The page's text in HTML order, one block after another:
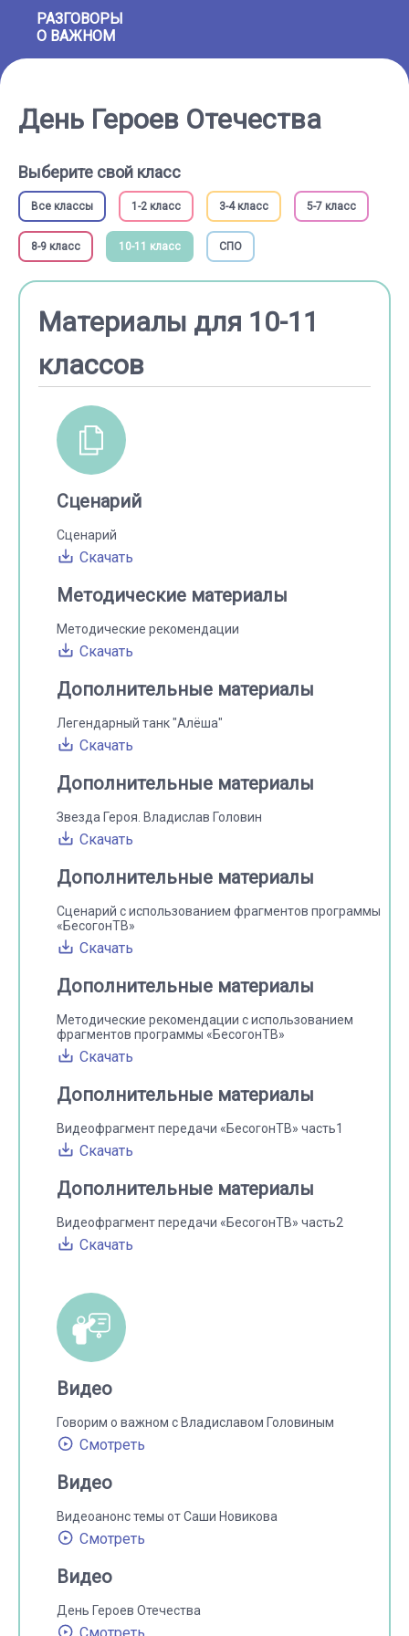
РАЗГОВОРЫ
О ВАЖНОМ
День Героев Отечества
Выберите свой класс
Все классы 1-2 класс 3-4 класс 5-7 класс
8-9 класс 10-11 класс СПО
Материалы для 10-11
классов
Сценарий
Сценарий
Скачать
Методические материалы
Методические рекомендации
Скачать
Дополнительные материалы
Легендарный танк "Алёша"
Скачать
Дополнительные материалы
Звезда Героя. Владислав Головин
Скачать
Дополнительные материалы
Сценарий с использованием фрагментов программы
«БесогонТВ»
Скачать
Дополнительные материалы
Методические рекомендации с использованием
фрагментов программы «БесогонТВ»
Скачать
Дополнительные материалы
Видеофрагмент передачи «БесогонТВ» часть1
Скачать
Дополнительные материалы
Видеофрагмент передачи «БесогонТВ» часть2
Скачать
Видео
Говорим о важном с Владиславом Головиным
Смотреть
Видео
Видеоанонс темы от Саши Новикова
Смотреть
Видео
День Героев Отечества